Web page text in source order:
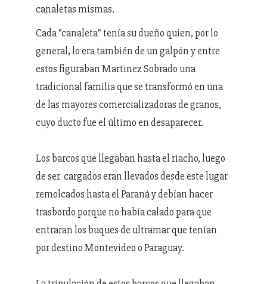
canaletas mismas.
Cada "canaleta" tenía su dueño quien, por lo
general, lo era también de un galpón y entre
estos figuraban Martinez Sobrado una
tradicional familia que se transformó en una
de las mayores comercializadoras de granos,
cuyo ducto fue el último en desaparecer.
Los barcos que llegaban hasta el riacho, luego
de ser cargados eran llevados desde este lugar
remolcados hasta el Paraná y debían hacer
trasbordo porque no había calado para que
entraran los buques de ultramar que tenían
por destino Montevideo o Paraguay.